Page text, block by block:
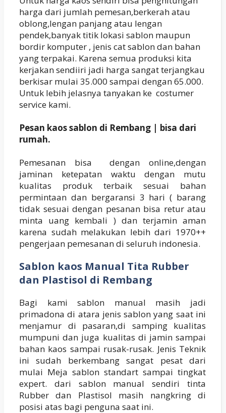
harga dari jumlah pemesan,berkerah atau
oblong,lengan panjang atau lengan
pendek,banyak titik lokasi sablon maupun
bordir komputer , jenis cat sablon dan bahan
yang terpakai. Karena semua produksi kita
kerjakan sendiiri jadi harga sangat terjangkau
berkisar mulai 35.000 sampai dengan 65.000.
Untuk lebih jelasnya tanyakan ke costumer
service kami.
Pesan kaos sablon di Rembang | bisa dari
rumah.
Pemesanan bisa dengan online,dengan
jaminan ketepatan waktu dengan mutu
kualitas produk terbaik sesuai bahan
permintaan dan bergaransi 3 hari ( barang
tidak sesuai dengan pesanan bisa retur atau
minta uang kembali ) dan terjamin aman
karena sudah melakukan lebih dari 1970++
pengerjaan pemesanan di seluruh indonesia.
Sablon kaos Manual Tita Rubber
dan Plastisol di Rembang
Bagi kami sablon manual masih jadi
primadona di atara jenis sablon yang saat ini
menjamur di pasaran,di samping kualitas
mumpuni dan juga kualitas di jamin sampai
bahan kaos sampai rusak-rusak. Jenis Teknik
ini sudah berkembang sangat pesat dari
mulai Meja sablon standart sampai tingkat
expert. dari sablon manual sendiri tinta
Rubber dan Plastisol masih nangkring di
posisi atas bagi penguna saat ini.